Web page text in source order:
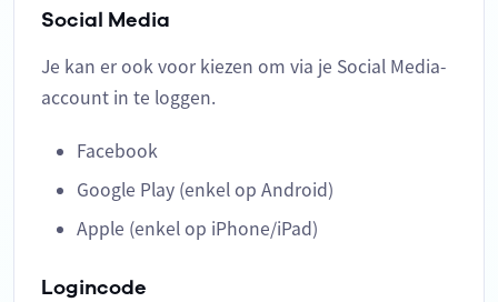
Social Media
Je kan er ook voor kiezen om via je Social Media-
account in te loggen.
Facebook
Google Play (enkel op Android)
Apple (enkel op iPhone/iPad)
Logincode